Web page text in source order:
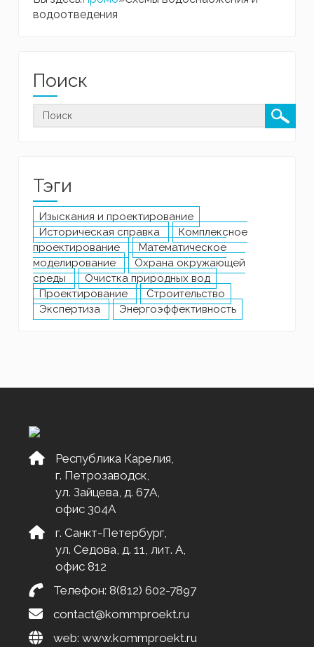
водоотведения
Поиск
Тэги
Изыскания и проектирование
Историческая справка
Комплексное
проектирование
Математическое
моделирование
Охрана окружающей
среды
Очистка природных вод
Проектирование
Строительство
Экспертиза
Энергоэффективность
Республика Карелия,
г. Петрозаводск,
ул. Зайцева, д. 67А,
офис 304А
г. Санкт-Петербург,
ул. Седова, д. 11, лит. А,
офис 812
Телефон:8(812) 602-7897
contact@kommproekt.ru
web:www.kommproekt.ru